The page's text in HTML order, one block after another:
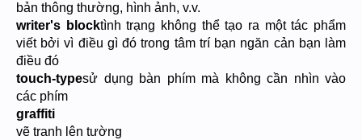
bản thông thường, hình ảnh, v.v.
writer's blocktình trạng không thể tạo ra một tác phẩm
viết bởi vì điều gì đó trong tâm trí bạn ngăn cản bạn làm
điều đó
touch-typesử dụng bàn phím mà không cần nhìn vào
các phím
graffiti
vẽ tranh lên tường